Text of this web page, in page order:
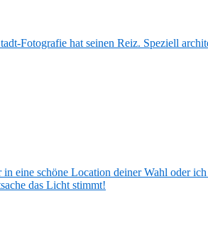
Fotografie hat seinen Reiz. Speziell
schöne Location deiner Wahl oder
das Licht stimmt!